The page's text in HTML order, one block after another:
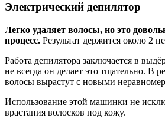
Электрический депилятор
Легко удаляет волосы, но это
процесс. Результат держится около 2
Работа депилятора заключается в
не всегда он делает это тщательно. В
волосы вырастут с новыми
Использование этой машинки не
врастания волосков под кожу.